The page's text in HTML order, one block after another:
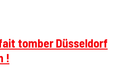
tomber Düsseldorf
!